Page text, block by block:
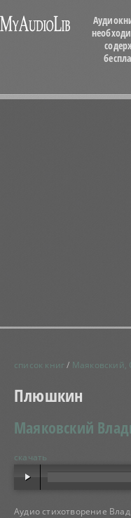
список книг/ Маяковский,
Плюшкин
Маяковский
скачать
Аудио стихотворение